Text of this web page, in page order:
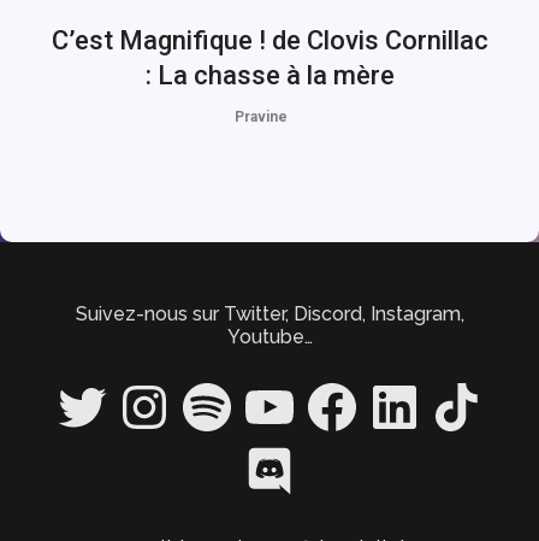
C’est Magnifique ! de Clovis Cornillac
: La chasse à la mère
Pravine
Suivez-nous sur Twitter, Discord, Instagram,
Youtube…
Twitter InstagramSpotify YouTube FacebookLinkedIn TikTok
Discord